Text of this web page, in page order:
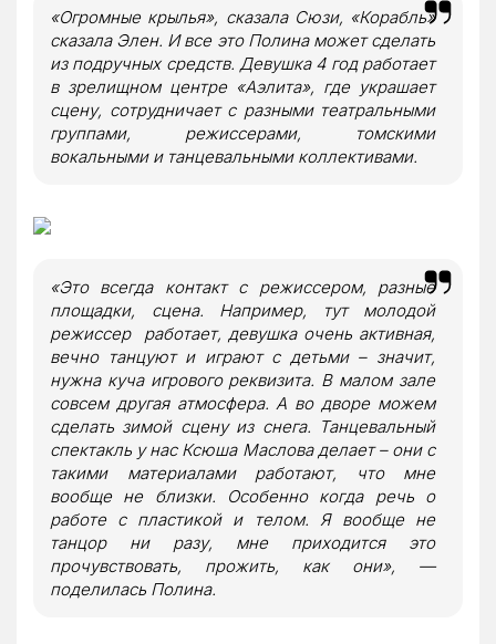
«Огромные крылья», сказала Сюзи, «Корабль»
сказала Элен. И все это Полина может сделать
из подручных средств. Девушка 4 год работает
в зрелищном центре «Аэлита», где украшает
сцену, сотрудничает с разными театральными
группами, режиссерами, томскими
вокальными и танцевальными коллективами.
«Это всегда контакт с режиссером, разные
площадки, сцена. Например, тут молодой
режиссер работает, девушка очень активная,
вечно танцуют и играют с детьми – значит,
нужна куча игрового реквизита. В малом зале
совсем другая атмосфера. А во дворе можем
сделать зимой сцену из снега. Танцевальный
спектакль у нас Ксюша Маслова делает – они с
такими материалами работают, что мне
вообще не близки. Особенно когда речь о
работе с пластикой и телом. Я вообще не
танцор ни разу, мне приходится это
прочувствовать, прожить, как они», —
поделилась Полина.